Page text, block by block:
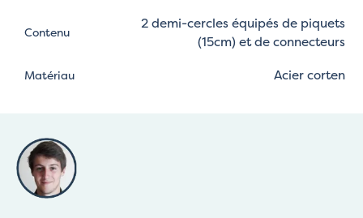
Contenu
2 demi-cercles équipés de piquets
(15cm) et de connecteurs
Matériau Acier corten